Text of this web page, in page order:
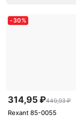
- 30%
314,95 ₽449,93 ₽
Rexant 85-0055